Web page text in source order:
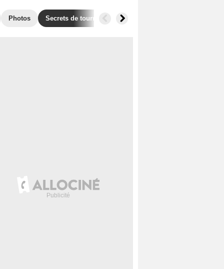
Photos Secrets de tournage Box Office